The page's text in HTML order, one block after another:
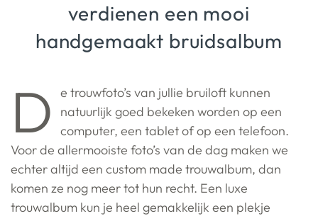
verdienen een mooi
handgemaakt bruidsalbum
D
e trouwfoto’s van jullie bruiloft kunnen
natuurlijk goed bekeken worden op een
computer, een tablet of op een telefoon.
Voor de allermooiste foto’s van de dag maken we
echter altijd een custom made trouwalbum, dan
komen ze nog meer tot hun recht. Een luxe
trouwalbum kun je heel gemakkelijk een plekje